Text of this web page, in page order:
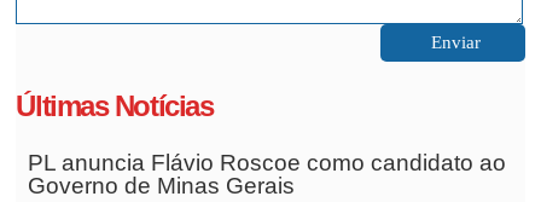
Últimas Notícias
PL anuncia Flávio Roscoe como candidato ao
Governo de Minas Gerais